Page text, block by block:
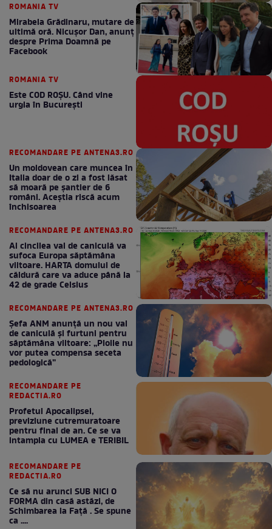
ROMANIA TV
Mirabela Grădinaru, mutare de
ultimă oră. Nicuşor Dan, anunţ
despre Prima Doamnă pe
Facebook
ROMANIA TV
Este COD ROŞU. Când vine
urgia în Bucureşti
RECOMANDARE PE ANTENA3.RO
Un moldovean care muncea în
Italia doar de o zi a fost lăsat
să moară pe şantier de 6
români. Aceștia riscă acum
închisoarea
RECOMANDARE PE ANTENA3.RO
Al cincilea val de caniculă va
sufoca Europa săptămâna
viitoare. HARTA domului de
căldură care va aduce până la
42 de grade Celsius
RECOMANDARE PE ANTENA3.RO
Șefa ANM anunță un nou val
de caniculă și furtuni pentru
săptămâna viitoare: „Ploile nu
vor putea compensa seceta
pedologică”
RECOMANDARE PE
REDACTIA.RO
Profetul Apocalipsei,
previziune cutremuratoare
pentru final de an. Ce se va
intampla cu LUMEA e TERIBIL
RECOMANDARE PE
REDACTIA.RO
Ce să nu arunci SUB NICI O
FORMA din casă astăzi, de
Schimbarea la Față . Se spune
ca ....